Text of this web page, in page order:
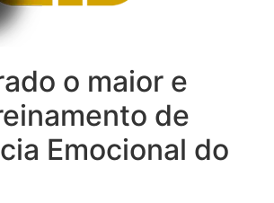
o maior e
de
Emocional do